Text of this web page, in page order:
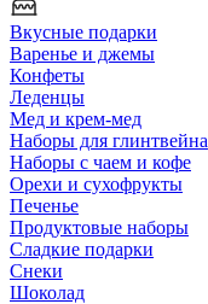
Вкусные подарки
Варенье и джемы
Конфеты
Леденцы
Мед и крем-мед
Наборы для глинтвейна
Наборы с чаем и кофе
Орехи и сухофрукты
Печенье
Продуктовые наборы
Сладкие подарки
Снеки
Шоколад